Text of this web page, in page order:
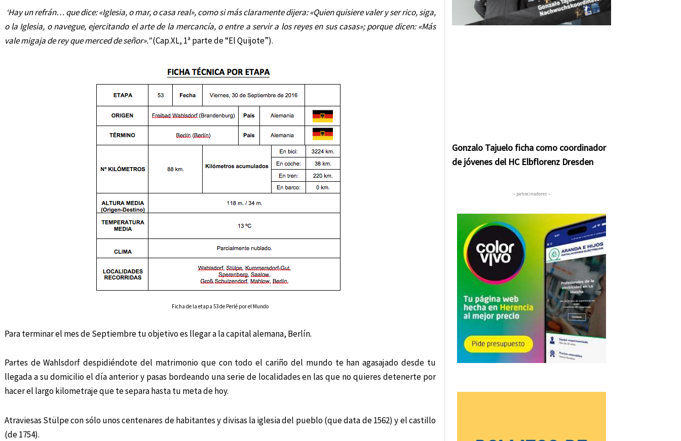
‘Hay un refrán… que dice:«Iglesia, o mar, o casa real», como si más claramente dijera:«Quien quisiere valer y ser rico, siga,
o la Iglesia, o navegue, ejercitando el arte de la mercancía, o entre a servir a los reyes en sus casas»;porque dicen: «Más
vale migaja de rey que merced de señor».”(Cap.XL, 1ª parte de “El Quijote”).
Ficha de la etapa 53 de Perlé por el Mundo
Para terminar el mes de Septiembre tu objetivo es llegar a la capital alemana, Berlín.
Partes de Wahlsdorf despidiéndote del matrimonio que con todo el cariño del mundo te han agasajado desde tu
llegada a su domicilio el día anterior y pasas bordeando una serie de localidades en las que no quieres detenerte por
hacer el largo kilometraje que te separa hasta tu meta de hoy.
Atraviesas Stülpe con sólo unos centenares de habitantes y divisas la iglesia del pueblo (que data de 1562) y el castillo
(de 1754).
Gonzalo Tajuelo ficha como coordinador
de jóvenes del HC Elbflorenz Dresden
– patrocinadores –